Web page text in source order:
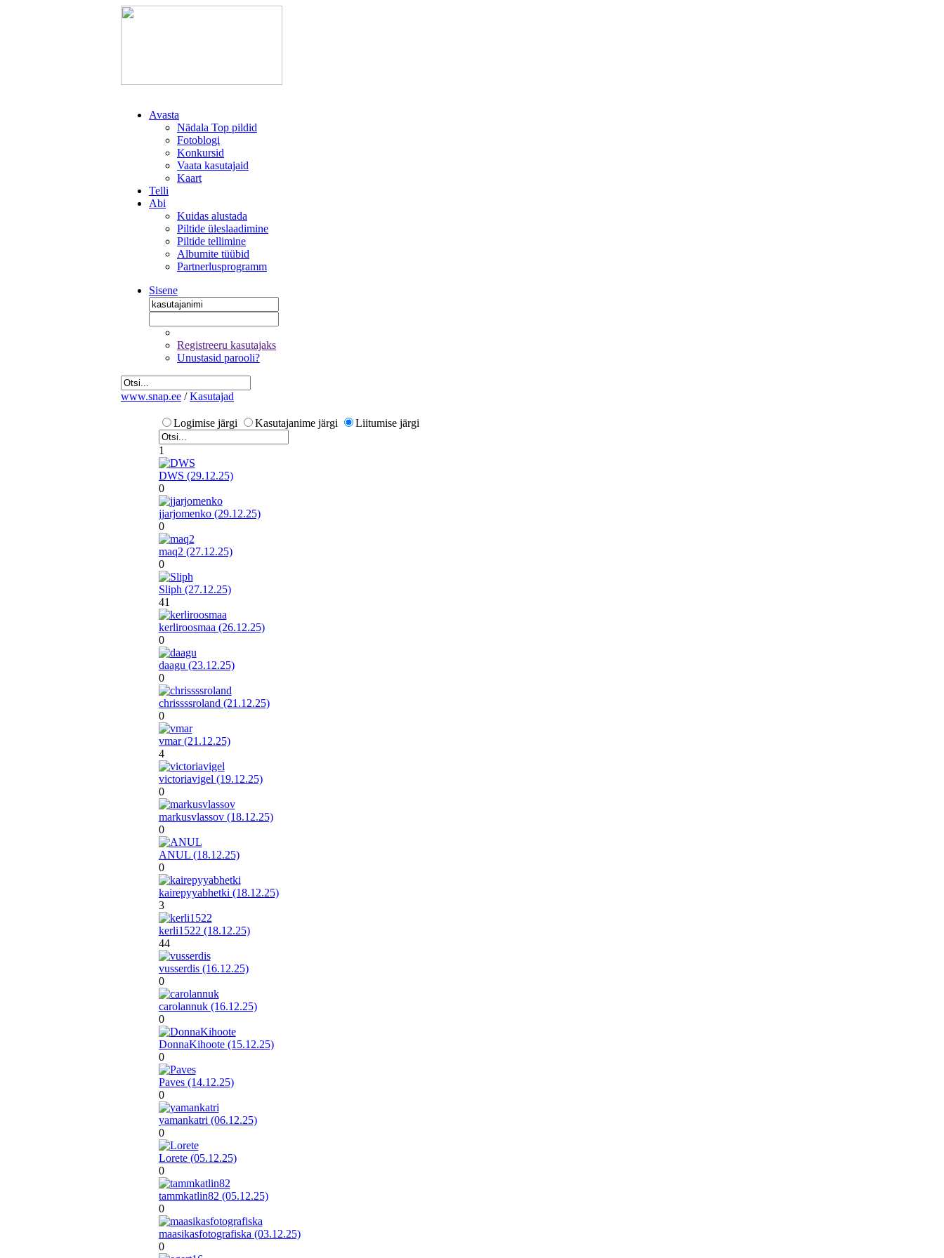
Avasta
Nädala Top pildid
Fotoblogi
Konkursid
Vaata kasutajaid
Kaart
Telli
Abi
Kuidas alustada
Piltide üleslaadimine
Piltide tellimine
Albumite tüübid
Partnerlusprogramm
Sisene
Registreeru kasutajaks
Unustasid parooli?
www.snap.ee / Kasutajad
Logimise järgi Kasutajanime järgi Liitumise järgi
1
DWS (29.12.25)
0
jjarjomenko (29.12.25)
0
maq2 (27.12.25)
0
Sliph (27.12.25)
41
kerliroosmaa (26.12.25)
0
daagu (23.12.25)
0
chrissssroland (21.12.25)
0
vmar (21.12.25)
4
victoriavigel (19.12.25)
0
markusvlassov (18.12.25)
0
ANUL (18.12.25)
0
kairepyyabhetki (18.12.25)
3
kerli1522 (18.12.25)
44
vusserdis (16.12.25)
0
carolannuk (16.12.25)
0
DonnaKihoote (15.12.25)
0
Paves (14.12.25)
0
yamankatri (06.12.25)
0
Lorete (05.12.25)
0
tammkatlin82 (05.12.25)
0
maasikasfotografiska (03.12.25)
0